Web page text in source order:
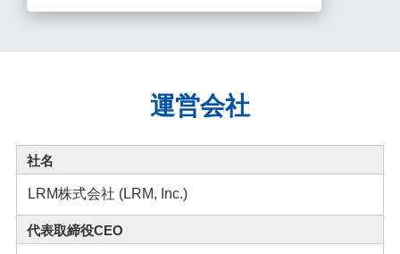
運営会社
社名
LRM株式会社 (LRM, Inc.)
代表取締役CEO